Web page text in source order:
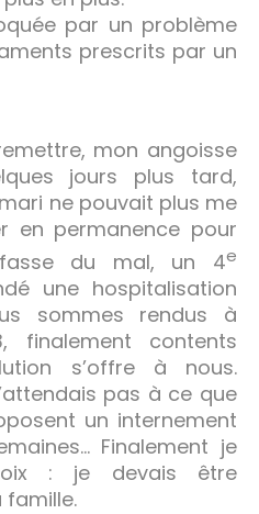
par un problème
prescrits par un
mon angoisse
jours plus tard,
ne pouvait plus me
en permanence pour
du mal, un 4e
une hospitalisation
sommes rendus à
finalement contents
s’offre à nous.
pas à ce que
un internement
Finalement je
: je devais être
famille.